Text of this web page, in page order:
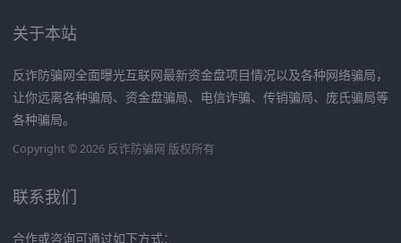
关于本站
反诈防骗网全面曝光互联网最新资金盘项目情况以及各种网络骗局，
让你远离各种骗局、资金盘骗局、电信诈骗、传销骗局、庞氏骗局等
各种骗局。
Copyright © 2026 反诈防骗网 版权所有
联系我们
合作或咨询可通过如下方式：